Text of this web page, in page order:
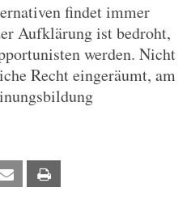
findet immer
Aufklärung ist bedroht,
werden. Nicht
Recht eingeräumt, am
Email